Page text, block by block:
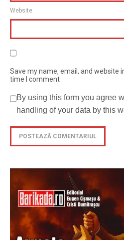
Website
Save my name, email, and website
time I comment
By using this form you agree
handling of your data by this